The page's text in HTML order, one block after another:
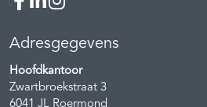
Adresgegevens
Hoofdkantoor
Zwartbroekstraat 3
6041 JL Roermond